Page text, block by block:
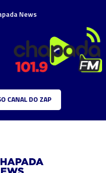
News
CANAL DO ZAP